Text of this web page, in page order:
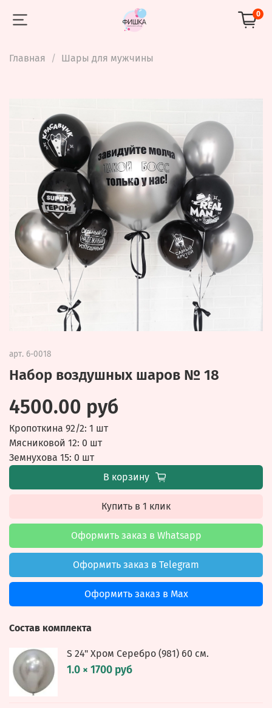
0
Главная Шары для мужчины
арт. 6-0018
Набор воздушных шаров № 18
4500.00 руб
Кропоткина 92/2: 1 шт
Мясниковой 12: 0 шт
Земнухова 15: 0 шт
В корзину
Купить в 1 клик
Оформить заказ в Whatsapp
Оформить заказ в Telegram
Оформить заказ в Max
Состав комплекта
S 24" Хром Серебро (981) 60 см.
1.0 × 1700 руб